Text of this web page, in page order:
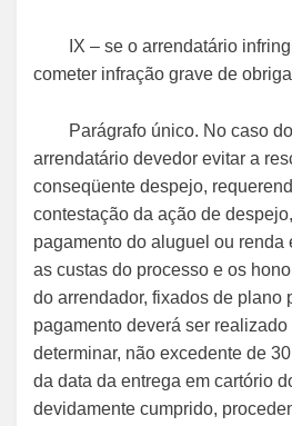
IX – se o arrendatário
cometer infração grave de
Parágrafo único. No caso do
arrendatário devedor evitar a
conseqüente despejo,
contestação da ação de
pagamento do aluguel ou renda
as custas do processo e os
do arrendador, fixados de plano
pagamento deverá ser
determinar, não excedente de
da data da entrega em cartório
devidamente cumprido,